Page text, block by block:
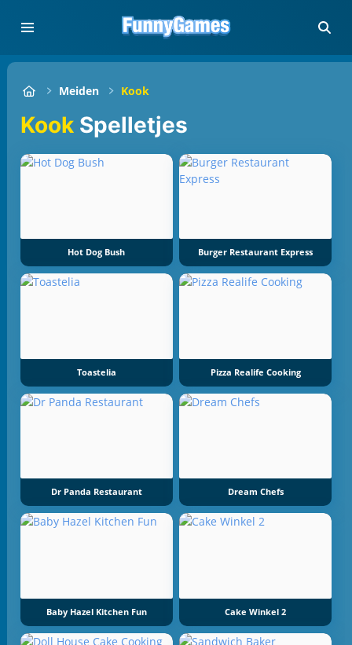
Meiden Kook
Kook Spelletjes
Hot Dog Bush Burger Restaurant Express
Toastelia Pizza Realife Cooking
Dr Panda Restaurant Dream Chefs
Baby Hazel Kitchen Fun Cake Winkel 2